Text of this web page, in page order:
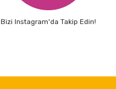
Bizi Instagram'da Takip Edin!